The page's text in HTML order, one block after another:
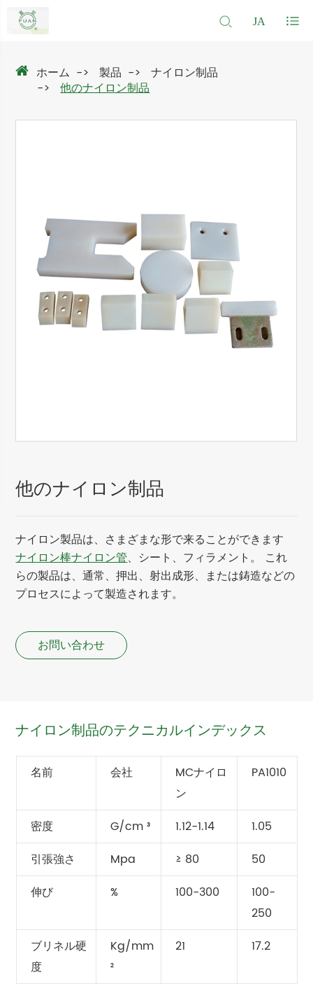
JA
ホーム 製品
ナイロン制品
他のナイロン制品
他のナイロン制品
ナイロン製品は、さまざまな形で来ることができます
ナイロン棒ナイロン管、シート、フィラメント。 これ
らの製品は、通常、押出、射出成形、または鋳造などの
プロセスによって製造されます。
お問い合わせ
ナイロン制品のテクニカルインデックス
名前 会社
MCナイロ
ン
PA1010
密度 G/cm ³ 1.12-1.14
1.05
引張強さ
Mpa ≥ 80
50
伸び
% 100-300
100-
250
ブリネル硬
度
Kg/mm
²
21 17.2